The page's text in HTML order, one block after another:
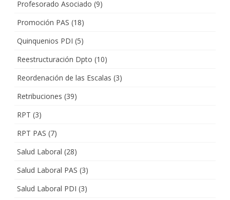
Profesorado Asociado (9)
Promoción PAS (18)
Quinquenios PDI (5)
Reestructuración Dpto (10)
Reordenación de las Escalas (3)
Retribuciones (39)
RPT (3)
RPT PAS (7)
Salud Laboral (28)
Salud Laboral PAS (3)
Salud Laboral PDI (3)